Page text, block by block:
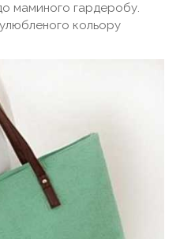
маминого гардеробу.
кольору